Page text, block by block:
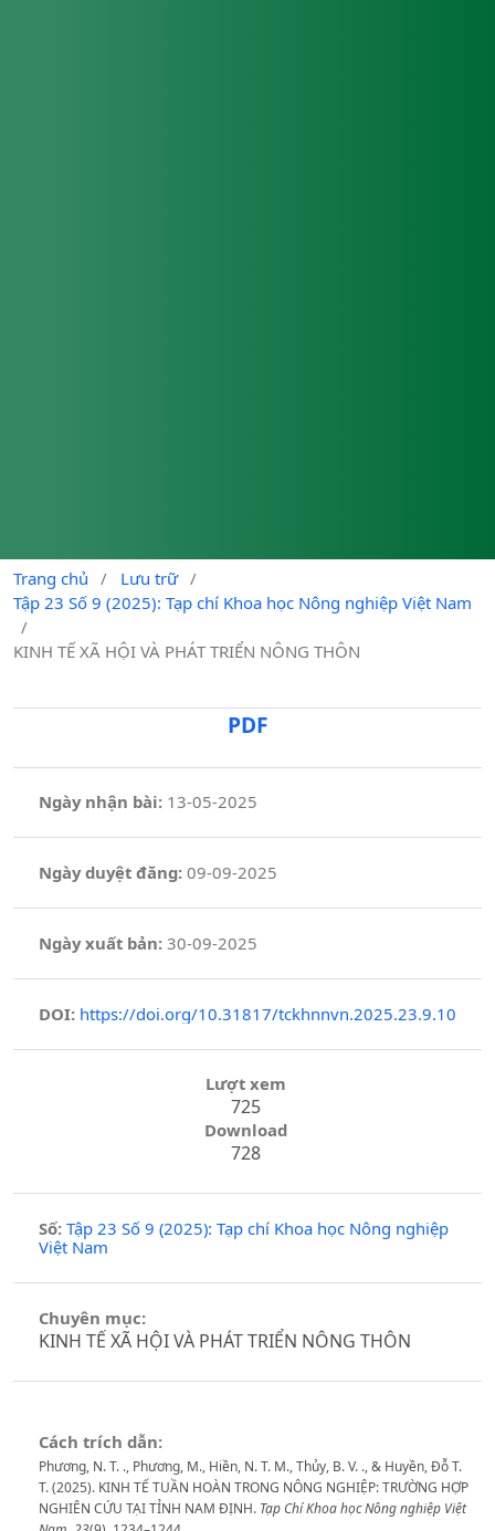
Trang chủ / Lưu trữ /
Tập 23 Số 9 (2025): Tạp chí Khoa học Nông nghiệp Việt Nam
/
KINH TẾ XÃ HỘI VÀ PHÁT TRIỂN NÔNG THÔN
PDF
Ngày nhận bài: 13-05-2025
Ngày duyệt đăng:09-09-2025
Ngày xuất bản: 30-09-2025
DOI: https://doi.org/10.31817/tckhnnvn.2025.23.9.10
Lượt xem
725
Download
728
Số: Tập 23 Số 9 (2025): Tạp chí Khoa học Nông nghiệp
Việt Nam
Chuyên mục:
KINH TẾ XÃ HỘI VÀ PHÁT TRIỂN NÔNG THÔN
Cách trích dẫn:
Phương, N. T. ., Phương, M., Hiền, N. T. M., Thủy, B. V. ., & Huyền, Đỗ T.
T. (2025). KINH TẾ TUẦN HOÀN TRONG NÔNG NGHIỆP: TRƯỜNG HỢP
NGHIÊN CỨU TẠI TỈNH NAM ĐỊNH. Tạp Chí Khoa học Nông nghiệp Việt